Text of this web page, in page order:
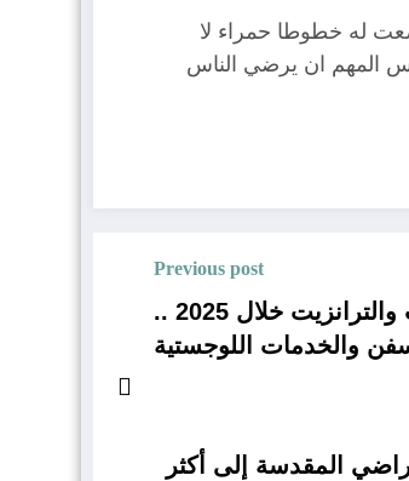
له خطوطا حمراء لا
المهم ان يرضي الناس
Previous post
الموانئ المصرية تسجل قفزة تاريخية في تداول الحاويات والترانزيت خلال 2025 ..
والخدمات اللوجستية
المقدسة إلى أكثر